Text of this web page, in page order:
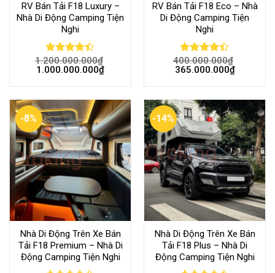
RV Bán Tải F18 Luxury –
Nhà Di Động Camping Tiện
Nghi
Rated
4.37out
1.200.000.000₫
1.000.000.000₫
RV Bán Tải F18 Eco – Nhà
Di Động Camping Tiện
Nghi
Rated
4.36out
400.000.000₫
365.000.000₫
-8%
Nhà Di Động Trên Xe Bán
Tải F18 Premium – Nhà Di
Động Camping Tiện Nghi
-14%
Nhà Di Động Trên Xe Bán
Tải F18 Plus – Nhà Di
Động Camping Tiện Nghi